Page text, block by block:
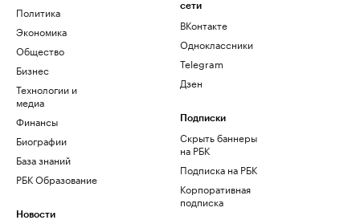
Политика
Экономика
Общество
Бизнес
Технологии и
медиа
Финансы
Биографии
База знаний
РБК Образование
Новости
сети
ВКонтакте
Одноклассники
Telegram
Дзен
Подписки
Скрыть баннеры
на РБК
Подписка на РБК
Корпоративная
подписка